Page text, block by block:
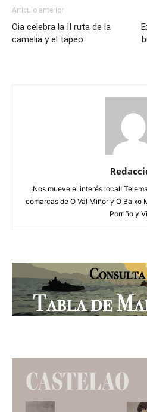
Artículo anterior
Oia celebra la II ruta de la
camelia y el tapeo
¡Nos mueve el interés local!
comarcas de O Val Miñor y O Baixo
Porriño y